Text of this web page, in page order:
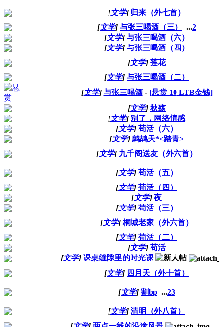
[文学] 归来（外七首）
[文学] 与张三喝酒（三） ...2
[文学] 与张三喝酒（六）
[文学] 与张三喝酒（四）
[文学] 莲花
[文学] 与张三喝酒（二）
[文学] 与张三喝酒- [悬赏 10LTB金钱]
[文学] 秋殇
[文学] 别了，网络情感
[文学] 苟活（六）
[文学] 鹧鸪天*<踏青>
[文学] 九千阁送友（外六首）
[文学] 苟活（五）
[文学] 苟活（四）
[文学] 夜
[文学] 苟活（三）
[文学] 桐城老家（外六首）
[文学] 苟活（二）
[文学] 苟活
[文学] 课桌缝隙里的时光课
[文学] 四月天（外十首）
[文学] 割bp ...23
[文学] 清明（外八首）